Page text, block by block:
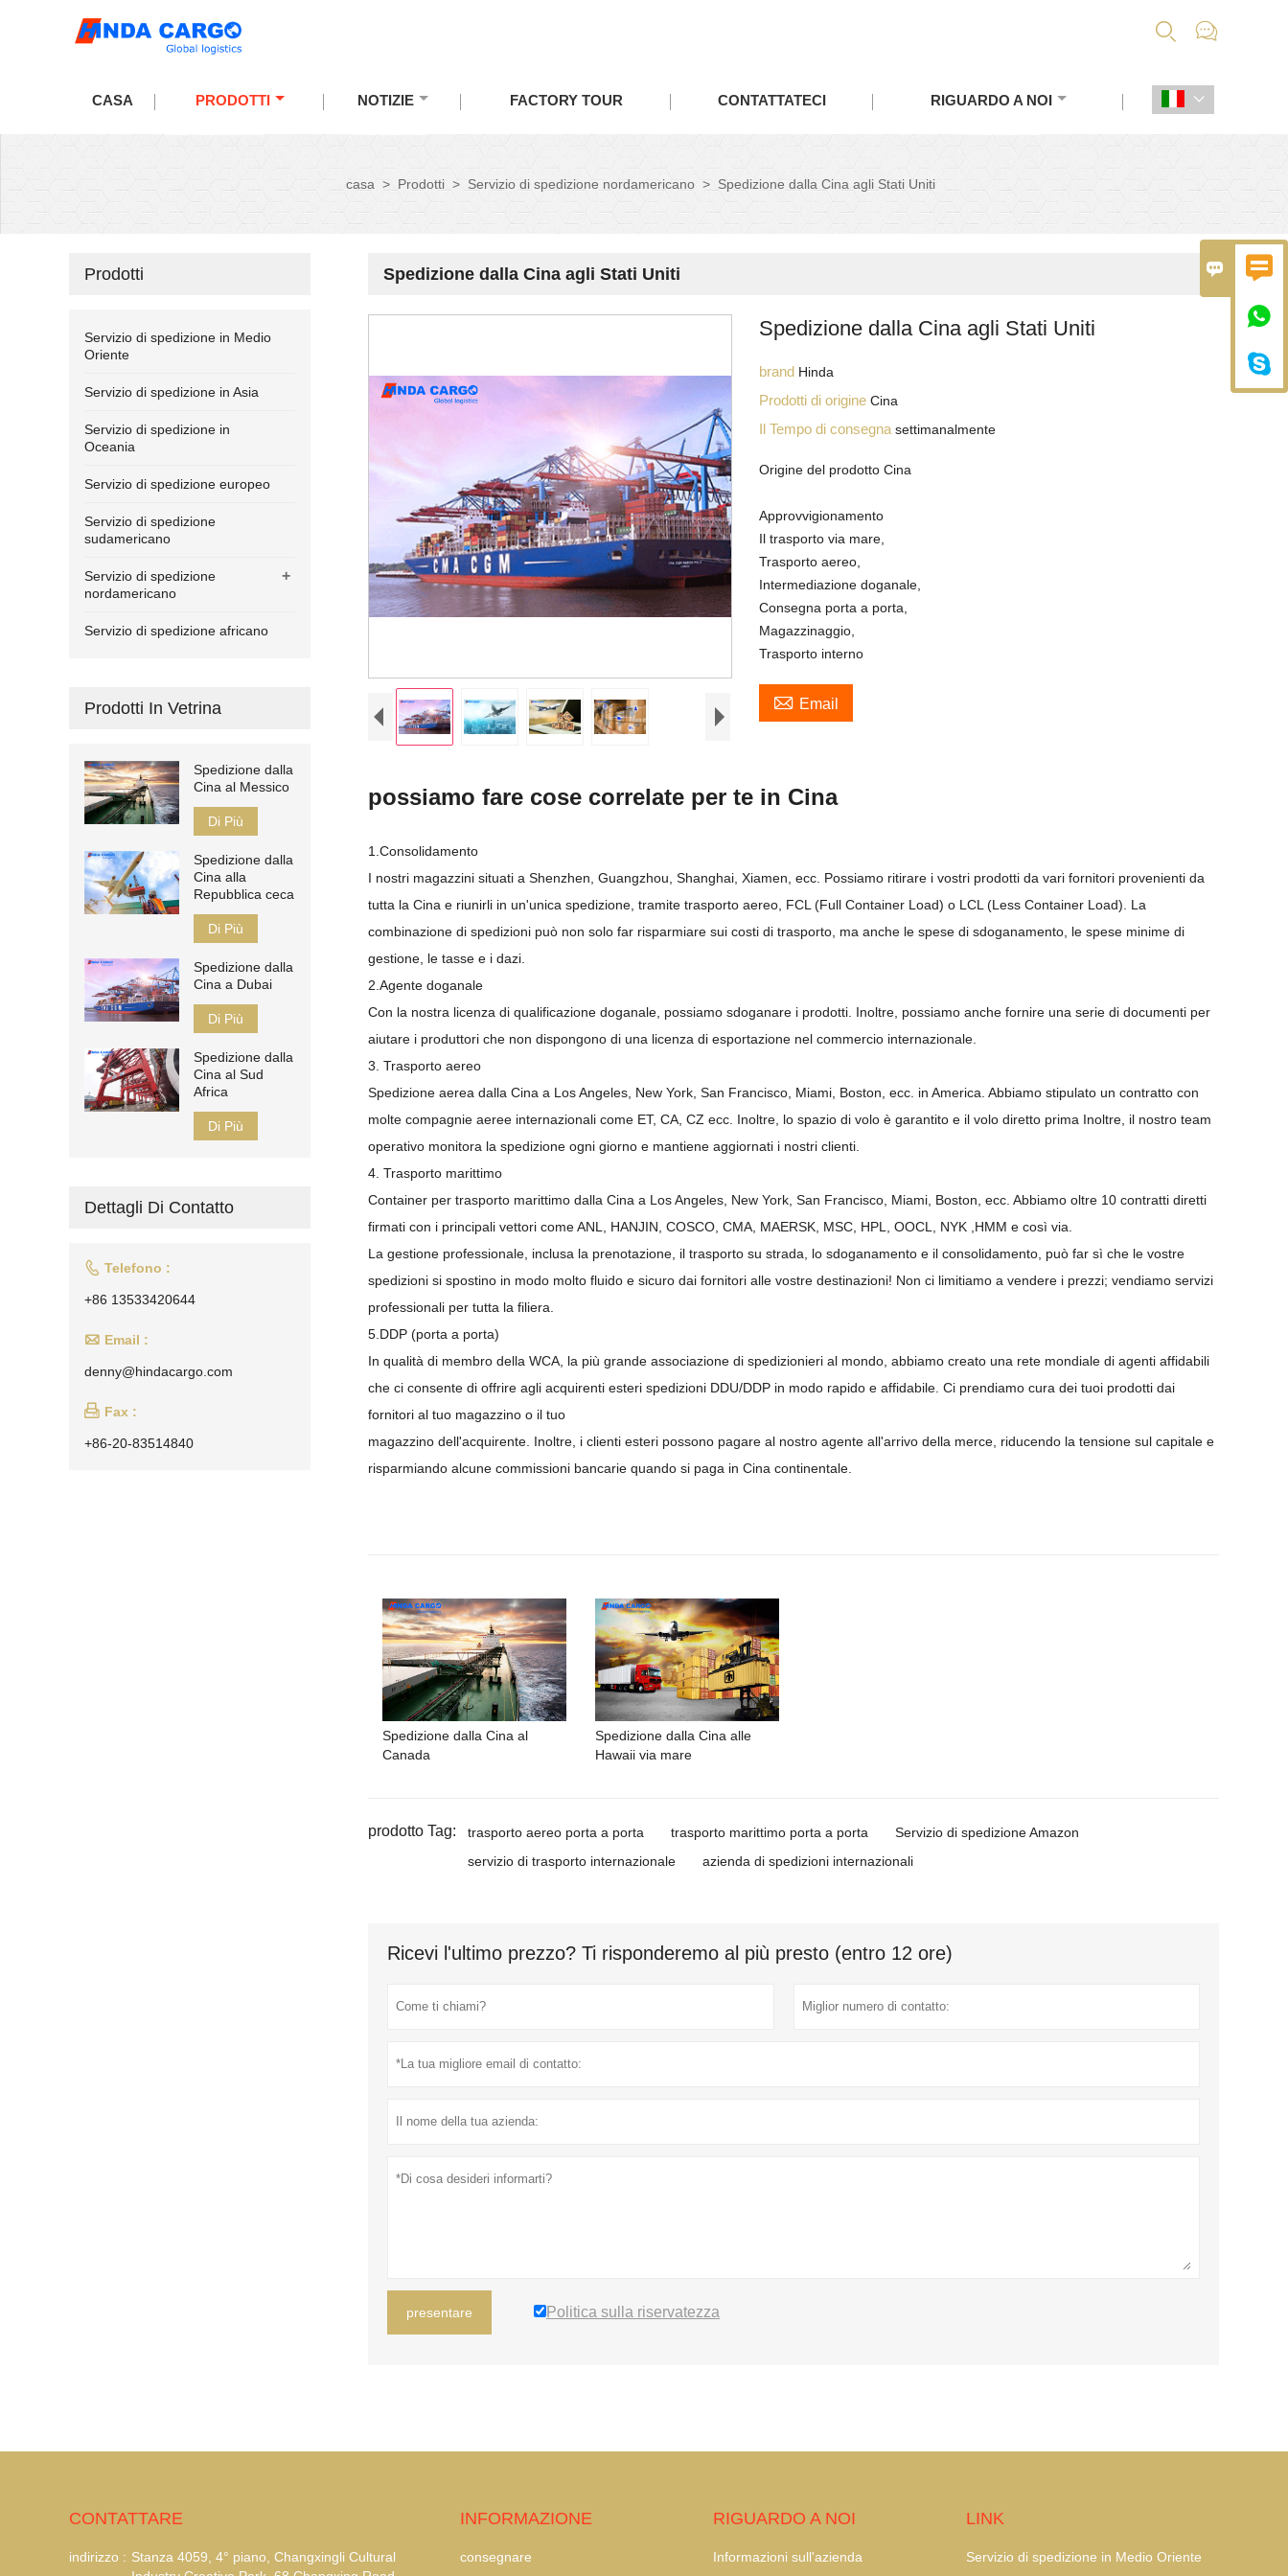
 


 
CASA PRODOTTI NOTIZIE FACTORY TOUR CONTATTATECI RIGUARDO A NOI 
casa > Prodotti > Servizio di spedizione nordamericano > Spedizione dalla Cina agli Stati Uniti
Spedizione dalla Cina agli Stati Uniti
Spedizione dalla Cina agli Stati Uniti
brand Hinda
Prodotti di origineCina
Il Tempo di consegnasettimanalmente
Origine del prodotto Cina
Approvvigionamento
Il trasporto via mare,
Trasporto aereo,
Intermediazione doganale,
Consegna porta a porta,
Magazzinaggio,
Trasporto interno
 Email
possiamo fare cose correlate per te in Cina
1.Consolidamento
I nostri magazzini situati a Shenzhen, Guangzhou, Shanghai, Xiamen, ecc. Possiamo ritirare i vostri prodotti da vari fornitori provenienti da
tutta la Cina e riunirli in un'unica spedizione, tramite trasporto aereo, FCL (Full Container Load) o LCL (Less Container Load). La
combinazione di spedizioni può non solo far risparmiare sui costi di trasporto, ma anche le spese di sdoganamento, le spese minime di
gestione, le tasse e i dazi.
2.Agente doganale
Con la nostra licenza di qualificazione doganale, possiamo sdoganare i prodotti. Inoltre, possiamo anche fornire una serie di documenti per
aiutare i produttori che non dispongono di una licenza di esportazione nel commercio internazionale.
3. Trasporto aereo
Spedizione aerea dalla Cina a Los Angeles, New York, San Francisco, Miami, Boston, ecc. in America. Abbiamo stipulato un contratto con
molte compagnie aeree internazionali come ET, CA, CZ ecc. Inoltre, lo spazio di volo è garantito e il volo diretto prima Inoltre, il nostro team
operativo monitora la spedizione ogni giorno e mantiene aggiornati i nostri clienti.
4. Trasporto marittimo
Container per trasporto marittimo dalla Cina a Los Angeles, New York, San Francisco, Miami, Boston, ecc. Abbiamo oltre 10 contratti diretti
firmati con i principali vettori come ANL, HANJIN, COSCO, CMA, MAERSK, MSC, HPL, OOCL, NYK ,HMM e così via.
La gestione professionale, inclusa la prenotazione, il trasporto su strada, lo sdoganamento e il consolidamento, può far sì che le vostre
spedizioni si spostino in modo molto fluido e sicuro dai fornitori alle vostre destinazioni! Non ci limitiamo a vendere i prezzi; vendiamo servizi
professionali per tutta la filiera.
5.DDP (porta a porta)
In qualità di membro della WCA, la più grande associazione di spedizionieri al mondo, abbiamo creato una rete mondiale di agenti affidabili
che ci consente di offrire agli acquirenti esteri spedizioni DDU/DDP in modo rapido e affidabile. Ci prendiamo cura dei tuoi prodotti dai
fornitori al tuo magazzino o il tuo
magazzino dell'acquirente. Inoltre, i clienti esteri possono pagare al nostro agente all'arrivo della merce, riducendo la tensione sul capitale e
risparmiando alcune commissioni bancarie quando si paga in Cina continentale.
Spedizione dalla Cina al
Canada
Spedizione dalla Cina alle
Hawaii via mare
prodotto Tag: trasporto aereo porta a porta trasporto marittimo porta a porta
Servizio di spedizione Amazon
servizio di trasporto internazionale
azienda di spedizioni internazionali
Ricevi l'ultimo prezzo? Ti risponderemo al più presto (entro 12 ore)
presentare Politica sulla riservatezza
Prodotti
Servizio di spedizione in Medio
Oriente
Servizio di spedizione in Asia
Servizio di spedizione in
Oceania
Servizio di spedizione europeo
Servizio di spedizione
sudamericano
+
Servizio di spedizione
nordamericano
Servizio di spedizione africano
Prodotti In Vetrina
Spedizione dalla
Cina al Messico
Di Più
Spedizione dalla
Cina alla
Repubblica ceca
Di Più
Spedizione dalla
Cina a Dubai
Di Più
Spedizione dalla
Cina al Sud
Africa
Di Più
Dettagli Di Contatto
 Telefono :
+86 13533420644
 Email :
denny@hindacargo.com
 Fax :
+86-20-83514840
CONTATTARE
indirizzo : Stanza 4059, 4° piano, Changxingli Cultural
INFORMAZIONE
consegnare
RIGUARDO A NOI
Informazioni sull'azienda
LINK
Servizio di spedizione in Medio Oriente